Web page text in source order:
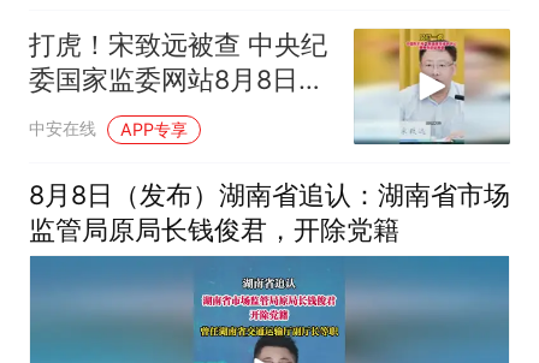
打虎！宋致远被查 中央纪
委国家监委网站8月8日消
息
中安在线 APP专享
8月8日（发布）湖南省追认：湖南省市场
监管局原局长钱俊君，开除党籍